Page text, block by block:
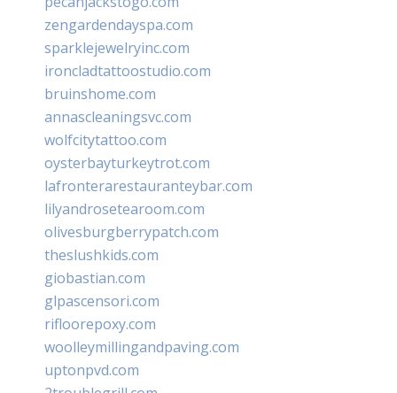
zengardendayspa.com
sparklejewelryinc.com
ironcladtattoostudio.com
bruinshome.com
annascleaningsvc.com
wolfcitytattoo.com
oysterbayturkeytrot.com
lafronterarestauranteybar.com
lilyandrosetearoom.com
olivesburgberrypatch.com
theslushkids.com
giobastian.com
glpascensori.com
rifloorepoxy.com
woolleymillingandpaving.com
uptonpvd.com